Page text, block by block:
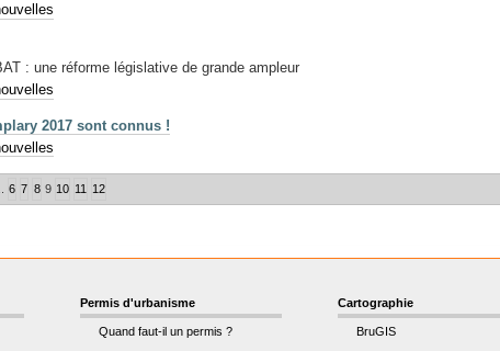
: une réforme législative de grande ampleur
2017 sont connus !
6 7 8 9 10 11 12
Permis d'urbanisme
Quand faut-il un permis ?
Cartographie
BruGIS